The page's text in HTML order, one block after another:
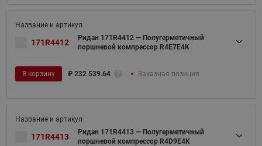
171R4412
Ридан 171R4412 — Полугерметичный
поршневой компрессор R4E7E4K
В корзину ₽ 232 539.64 Заказная позиция
171R4413
Ридан 171R4413 — Полугерметичный
поршневой компрессор R4D9E4K